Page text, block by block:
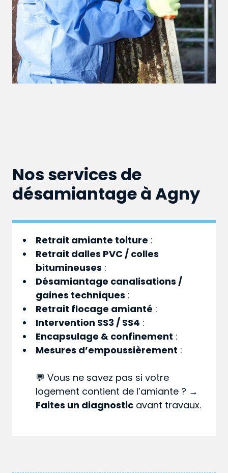
Nos services de
désamiantage à Agny
Retrait amiante toiture :
Retrait dalles PVC / colles
bitumineuses :
Désamiantage canalisations /
gaines techniques :
Retrait flocage amianté :
Intervention SS3 / SS4 :
Encapsulage & confinement :
Mesures d’empoussièrement :
💬 Vous ne savez pas si votre
logement contient de l’amiante ? →
Faites un diagnostic avant travaux.